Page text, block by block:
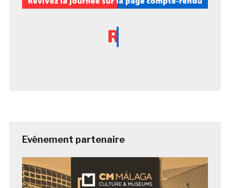
Evénement partenaire